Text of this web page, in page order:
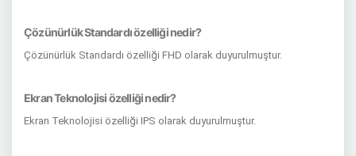
Çözünürlük Standardı özelliği nedir?
Çözünürlük Standardı özelliği FHD olarak duyurulmuştur.
Ekran Teknolojisi özelliği nedir?
Ekran Teknolojisi özelliği IPS olarak duyurulmuştur.